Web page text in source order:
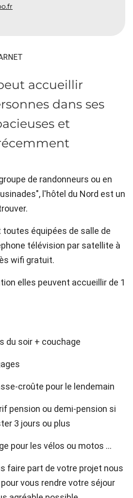
accueillir
dans ses
et
de randonneurs ou en
l'hôtel du Nord est un
équipées de salle de
télévision par satellite à
wifi gratuit.
elles peuvent accueillir de 1
du soir + couchage
croûte pour le lendemain
pension ou demi-pension si
3 jours ou plus
pour les vélos ou motos ...
faire part de votre projet nous
vous rendre votre séjour